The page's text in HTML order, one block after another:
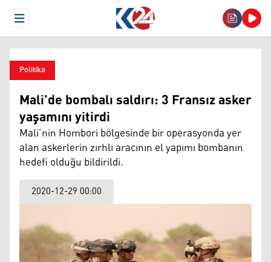
Open Menu
Politika
Mali’de bombalı saldırı: 3 Fransız asker
yaşamını yitirdi
Mali’nin Hombori bölgesinde bir operasyonda yer
alan askerlerin zırhlı aracının el yapımı bombanın
hedefi olduğu bildirildi.
2020-12-29 00:00